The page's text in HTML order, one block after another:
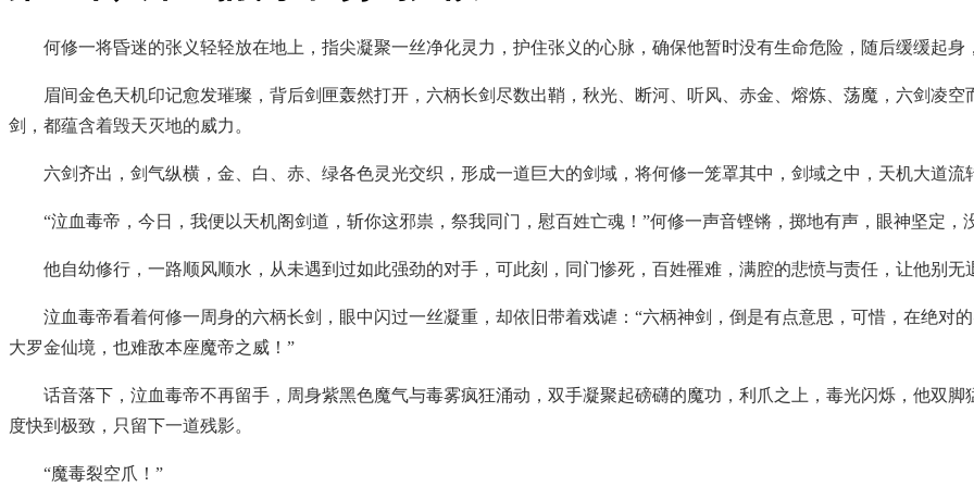
何修一将昏迷的张义轻轻放在地上，指尖凝聚一丝净化灵力，护住张义的心脉，确保他暂时没有生命危险，随后缓缓起
眉间金色天机印记愈发璀璨，背后剑匣轰然打开，六柄长剑尽数出鞘，秋光、断河、听风、赤金、熔炼、荡魔，六剑凌
剑，都蕴含着毁天灭地的威力。
六剑齐出，剑气纵横，金、白、赤、绿各色灵光交织，形成一道巨大的剑域，将何修一笼罩其中，剑域之中，天机大道
“泣血毒帝，今日，我便以天机阁剑道，斩你这邪祟，祭我同门，慰百姓亡魂！”何修一声音铿锵，掷地有声，眼神坚定，
他自幼修行，一路顺风顺水，从未遇到过如此强劲的对手，可此刻，同门惨死，百姓罹难，满腔的悲愤与责任，让他别无
泣血毒帝看着何修一周身的六柄长剑，眼中闪过一丝凝重，却依旧带着戏谑：“六柄神剑，倒是有点意思，可惜，在绝对
大罗金仙境，也难敌本座魔帝之威！”
话音落下，泣血毒帝不再留手，周身紫黑色魔气与毒雾疯狂涌动，双手凝聚起磅礴的魔功，利爪之上，毒光闪烁，他双
度快到极致，只留下一道残影。
“魔毒裂空爪！”